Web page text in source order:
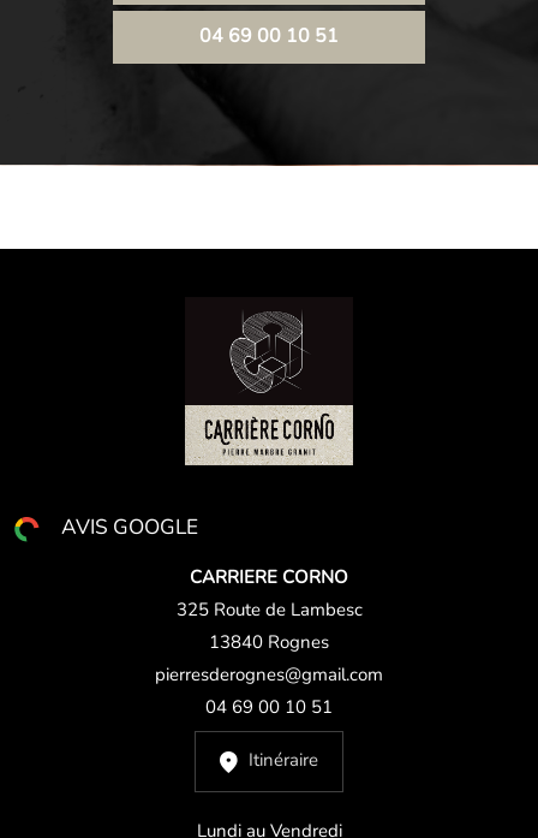
04 69 00 10 51
AVIS GOOGLE
CARRIERE CORNO
325 Route de Lambesc
13840 Rognes
pierresderognes@gmail.com
04 69 00 10 51
Itinéraire
Lundi au Vendredi